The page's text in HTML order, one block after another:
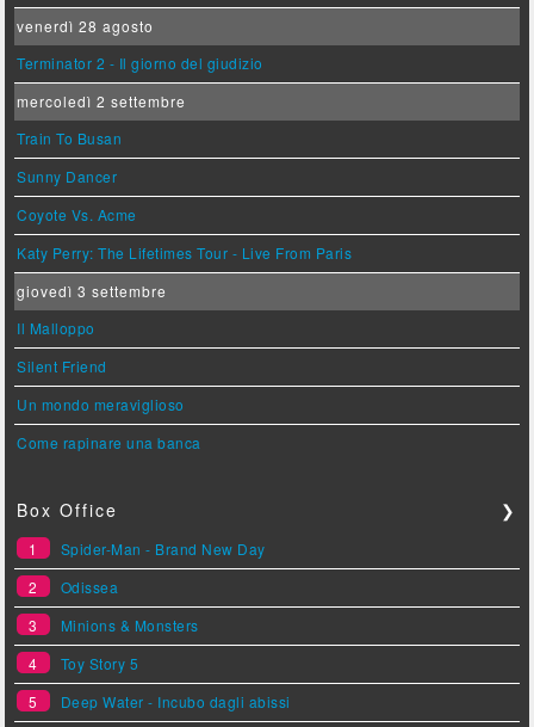
venerdì 28 agosto
Terminator 2 - Il giorno del giudizio
mercoledì 2 settembre
Train To Busan
Sunny Dancer
Coyote Vs. Acme
Katy Perry: The Lifetimes Tour - Live From Paris
giovedì 3 settembre
Il Malloppo
Silent Friend
Un mondo meraviglioso
Come rapinare una banca
Box Office ❯
1
Spider-Man - Brand New Day
2
Odissea
3
Minions & Monsters
4
Toy Story 5
5
Deep Water - Incubo dagli abissi